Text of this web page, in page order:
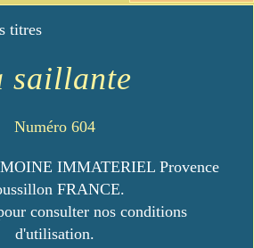
titres
saillante
Numéro 604
IMMATERIEL Provence
FRANCE.
consulter nos conditions
d'utilisation.